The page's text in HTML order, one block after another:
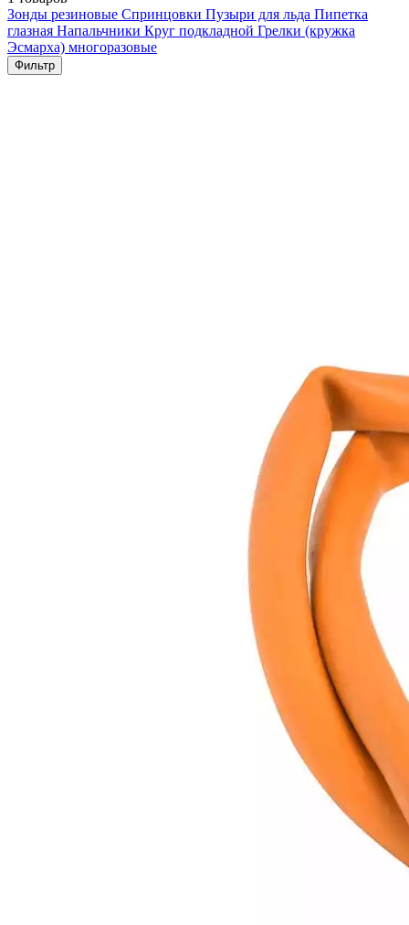
Зонды резиновые Спринцовки Пузыри для льда Пипетка
глазная Напальчники Круг подкладной Грелки (кружка
Эсмарха) многоразовые
Фильтр